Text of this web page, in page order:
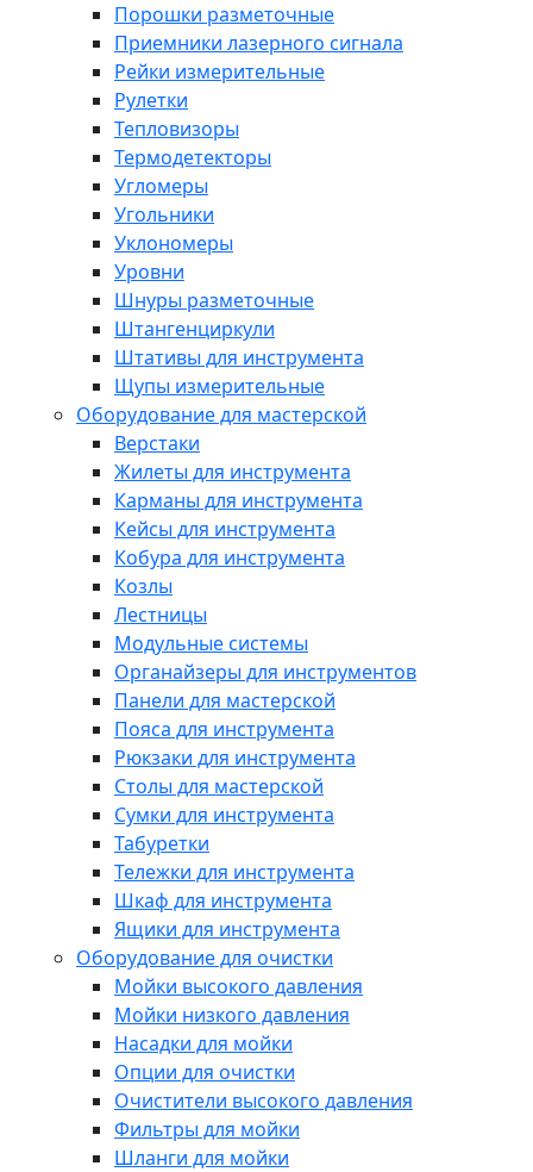
Порошки разметочные
Приемники лазерного сигнала
Рейки измерительные
Рулетки
Тепловизоры
Термодетекторы
Угломеры
Угольники
Уклономеры
Уровни
Шнуры разметочные
Штангенциркули
Штативы для инструмента
Щупы измерительные
Оборудование для мастерской
Верстаки
Жилеты для инструмента
Карманы для инструмента
Кейсы для инструмента
Кобура для инструмента
Козлы
Лестницы
Модульные системы
Органайзеры для инструментов
Панели для мастерской
Пояса для инструмента
Рюкзаки для инструмента
Столы для мастерской
Сумки для инструмента
Табуретки
Тележки для инструмента
Шкаф для инструмента
Ящики для инструмента
Оборудование для очистки
Мойки высокого давления
Мойки низкого давления
Насадки для мойки
Опции для очистки
Очистители высокого давления
Фильтры для мойки
Шланги для мойки